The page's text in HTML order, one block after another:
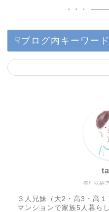
☟ブログ内キーワー
整理収納
３人兄妹（大2・高3・高
マンションで家族5人暮ら